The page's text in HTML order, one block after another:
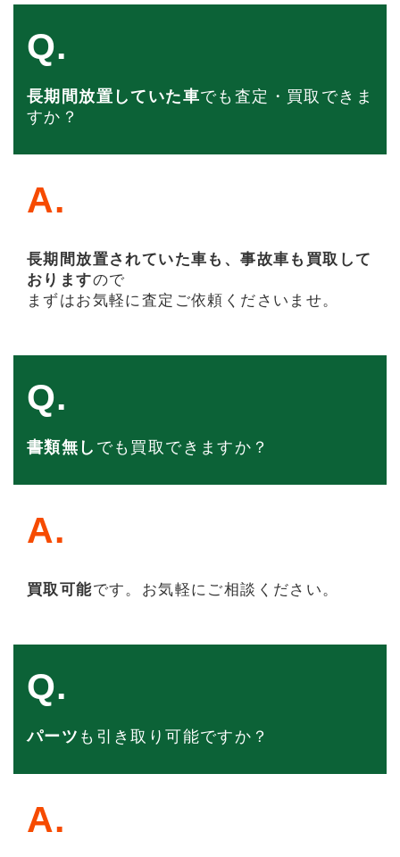
Q.
長期間放置していた車でも査定・買取できま
すか？
A.
長期間放置されていた車も、事故車も買取して
おりますので
まずはお気軽に査定ご依頼くださいませ。
Q.
書類無し でも買取できますか？
A.
買取可能です。お気軽にご相談ください。
Q.
パーツ も引き取り可能ですか？
A.